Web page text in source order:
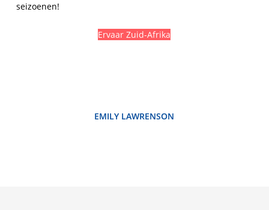
seizoenen!
Ervaar Zuid-Afrika
EMILY LAWRENSON